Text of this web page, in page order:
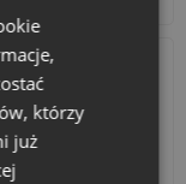
którzy
już